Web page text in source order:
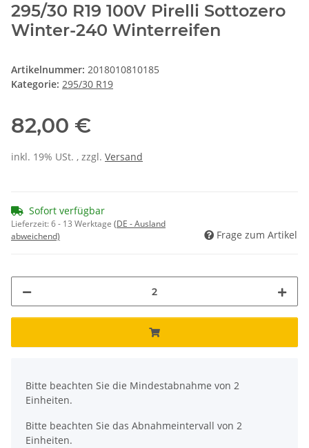
295/30 R19 100V Pirelli Sottozero
Winter-240 Winterreifen
Artikelnummer: 2018010810185
Kategorie: 295/30 R19
82,00 €
inkl. 19% USt. , zzgl. Versand
Sofort verfügbar
Lieferzeit:6 - 13 Werktage (DE - Ausland
abweichend)
Frage zum Artikel
Bitte beachten Sie die Mindestabnahme von 2
Einheiten.
Bitte beachten Sie das Abnahmeintervall von 2
Einheiten.